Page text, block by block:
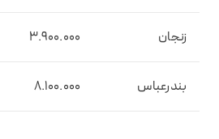
زنجان 3.900.000
بندرعباس 8.100.000